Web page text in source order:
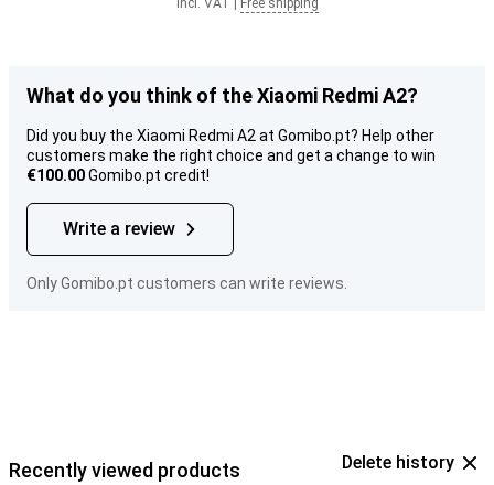
Incl. VAT Free shipping
What do you think of the Xiaomi Redmi A2?
Did you buy the Xiaomi Redmi A2 at Gomibo.pt? Help other
customers make the right choice and get a change to win
€100.00Gomibo.pt credit!
Write a review
Only Gomibo.pt customers can write reviews.
Recently viewed products Delete history